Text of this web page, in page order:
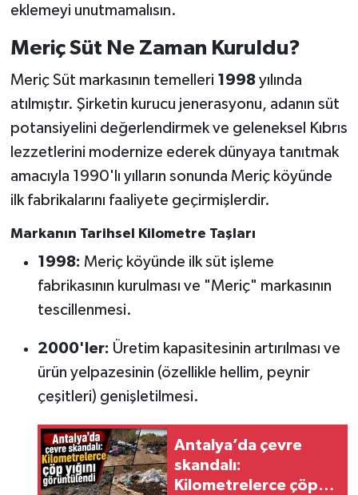
eklemeyi unutmamalısın.
Meriç Süt Ne Zaman Kuruldu?
Meriç Süt markasının temelleri 1998yılında
atılmıştır. Şirketin kurucu jenerasyonu, adanın süt
potansiyelini değerlendirmek ve geleneksel Kıbrıs
lezzetlerini modernize ederek dünyaya tanıtmak
amacıyla 1990'lı yılların sonunda Meriç köyünde
ilk fabrikalarını faaliyete geçirmişlerdir.
Markanın Tarihsel Kilometre Taşları
1998: Meriç köyünde ilk süt işleme
fabrikasının kurulması ve "Meriç" markasının
tescillenmesi.
2000'ler: Üretim kapasitesinin artırılması ve
ürün yelpazesinin (özellikle hellim, peynir
çeşitleri) genişletilmesi.
Antalya’da çevre
skandalı:
Kilometrelerce çöp